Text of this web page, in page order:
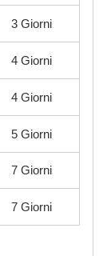
3 Giorni
4 Giorni
4 Giorni
5 Giorni
7 Giorni
7 Giorni